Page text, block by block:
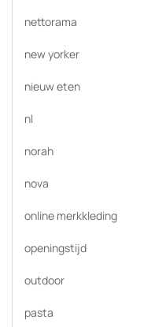
nettorama
new yorker
nieuw eten
nl
norah
nova
online merkkleding
openingstijd
outdoor
pasta